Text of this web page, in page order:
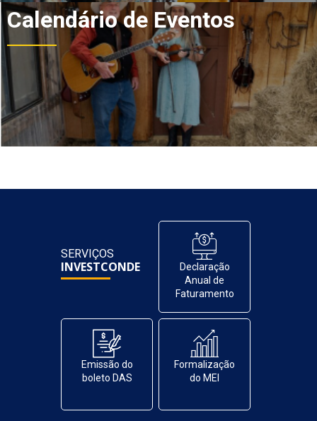
Calendário de Eventos
SERVIÇOS
INVESTCONDE
Declaração
Anual de
Faturamento
Emissão do
boleto DAS
Formalização
do MEI